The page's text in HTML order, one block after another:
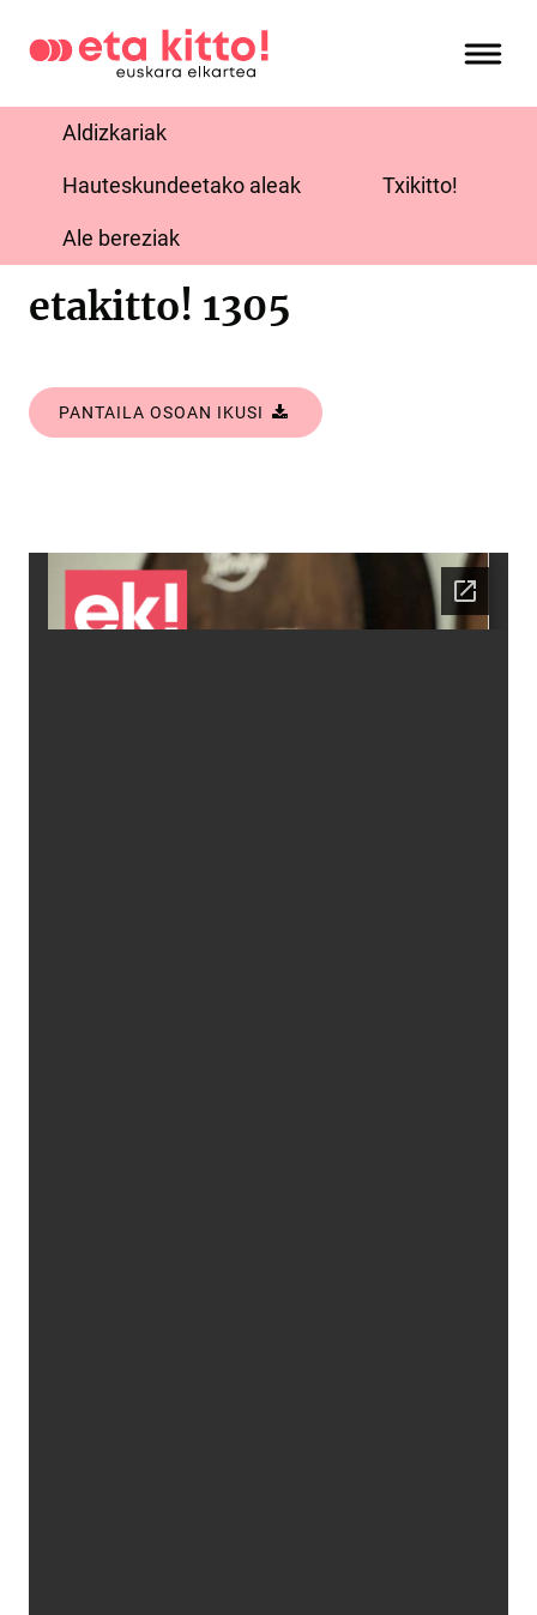
Aldizkariak
Hauteskundeetako aleak Txikitto!
Ale bereziak
etakitto! 1305
PANTAILA OSOAN IKUSI